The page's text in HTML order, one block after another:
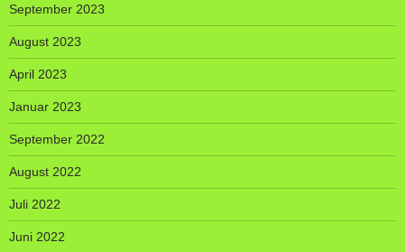
September 2023
August 2023
April 2023
Januar 2023
September 2022
August 2022
Juli 2022
Juni 2022